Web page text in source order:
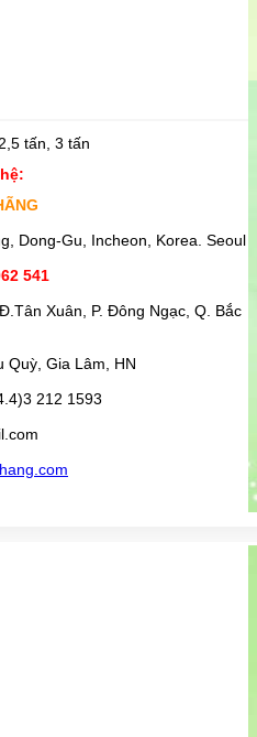
tấn, 3 tấn
Dong-Gu, Incheon, Korea. Seoul
541
Xuân, P. Đông Ngạc, Q. Bắc
Quỳ, Gia Lâm, HN
212 1593